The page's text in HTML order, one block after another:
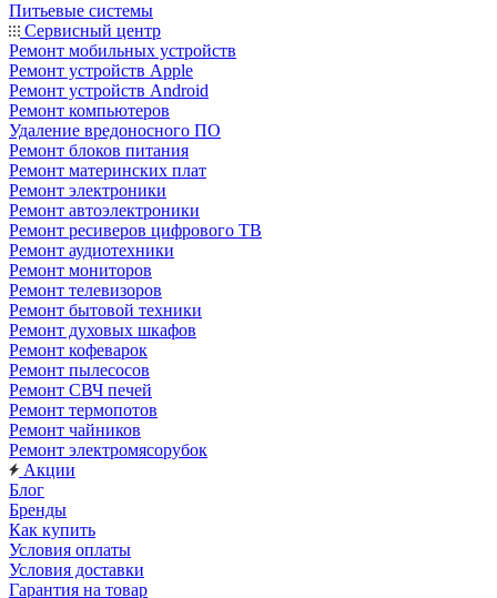
Питьевые системы
Сервисный центр
Ремонт мобильных устройств
Ремонт устройств Apple
Ремонт устройств Android
Ремонт компьютеров
Удаление вредоносного ПО
Ремонт блоков питания
Ремонт материнских плат
Ремонт электроники
Ремонт автоэлектроники
Ремонт ресиверов цифрового ТВ
Ремонт аудиотехники
Ремонт мониторов
Ремонт телевизоров
Ремонт бытовой техники
Ремонт духовых шкафов
Ремонт кофеварок
Ремонт пылесосов
Ремонт СВЧ печей
Ремонт термопотов
Ремонт чайников
Ремонт электромясорубок
Акции
Блог
Бренды
Как купить
Условия оплаты
Условия доставки
Гарантия на товар